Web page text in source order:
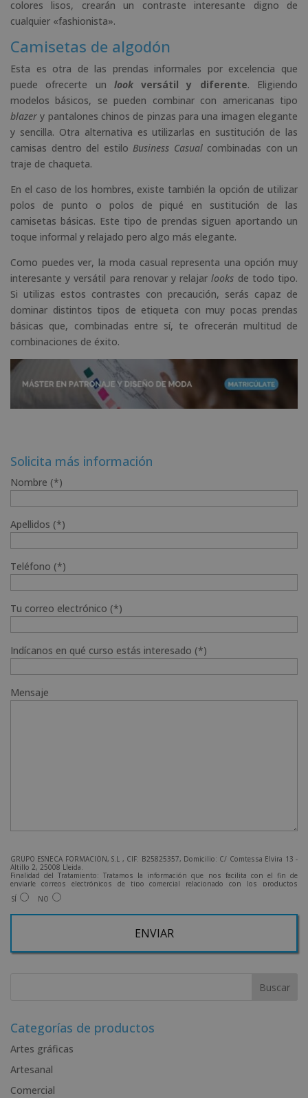
colores lisos, crearán un contraste interesante digno de
cualquier «fashionista».
Camisetas de algodón
Esta es otra de las prendas informales por excelencia que
puede ofrecerte un
lookversátil y diferente. Eligiendo
modelos básicos, se pueden combinar con americanas tipo
blazer y pantalones chinos de pinzas para una imagen elegante
y sencilla. Otra alternativa es utilizarlas en sustitución de las
camisas dentro del estilo Business Casualcombinadas con un
traje de chaqueta.
En el caso de los hombres, existe también la opción de utilizar
polos de punto o polos de piqué en sustitución de las
camisetas básicas. Este tipo de prendas siguen aportando un
toque informal y relajado pero algo más elegante.
Como puedes ver, la moda casual representa una opción muy
interesante y versátil para renovar y relajarlooks de todo tipo.
Si utilizas estos contrastes con precaución, serás capaz de
dominar distintos tipos de etiqueta con muy pocas prendas
básicas que, combinadas entre sí, te ofrecerán multitud de
combinaciones de éxito.
Solicita más información
Nombre (*)
Apellidos (*)
Teléfono (*)
Tu correo electrónico (*)
Indícanos en qué curso estás interesado (*)
Mensaje
GRUPO ESNECA FORMACIÓN, S.L , CIF: B25825357, Domicilio: C/ Comtessa Elvira 13 -
Altillo 2, 25008 Lleida.
Finalidad del Tratamiento: Tratamos la información que nos facilita con el fin de
enviarle correos electrónicos de tipo comercial relacionado con los productos
ofrecidos y otros tipo de productos que fueran de su interés.
Legitimación del tratamiento: Consentimiento del interesado.
a la dirección admin@grupoesneca.com.
Desea recibir información comercial (vía telefónica y/o email):
SÍ NO
r
a
t
i
Categorías de productos
Artes gráficas
Artesanal
Comercial